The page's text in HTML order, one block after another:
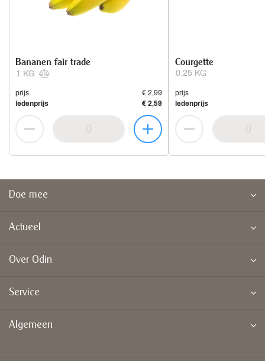
1 KG
Bananen fair trade
prijs
€ 2,99
ledenprijs
€ 2,59
0.25 KG
Courgette
prijs
ledenprijs
Doe mee
Actueel
Over Odin
Service
Algemeen